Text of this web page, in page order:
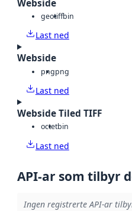
Webside
geotiffbin
Last ned
Webside
pngpng
Last ned
Webside Tiled TIFF
octetbin
Last ned
API-ar som tilbyr
Ingen registrerte API-ar